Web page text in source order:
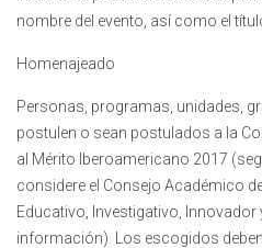
nombre del evento, así como el
Homenajeado
Personas, programas, unidades,
postulen o sean postulados a la
al Mérito Iberoamericano 2017
considere el Consejo Académico de
Educativo, Investigativo,
información). Los escogidos